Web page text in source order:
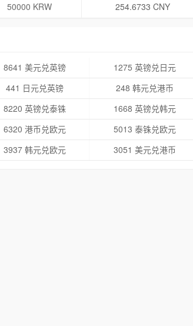
50000 KRW 254.6733 CNY
8641 美元兑英镑
1275 英镑兑日元
441 日元兑英镑
248 韩元兑港币
8220 英镑兑泰铢
1668 英镑兑韩元
6320 港币兑欧元
5013 泰铢兑欧元
3937 韩元兑欧元 3051 美元兑港币